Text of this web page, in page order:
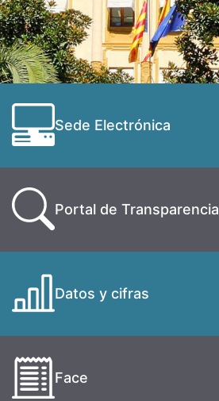
Sede Electrónica
Portal de Transparencia
Datos y cifras
Face